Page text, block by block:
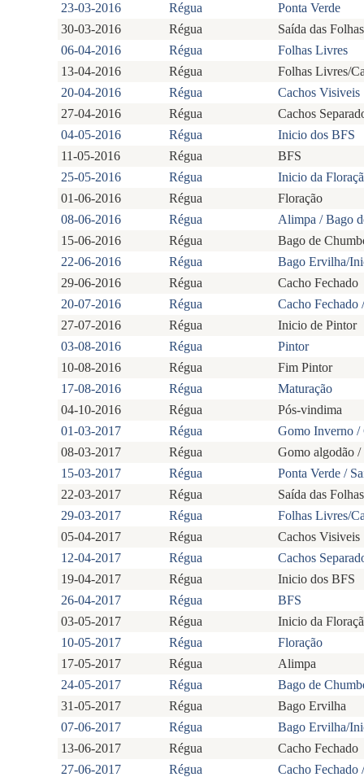
23-03-2016
Régua
Ponta Verde
30-03-2016
Régua
Saída das Folhas
06-04-2016
Régua
Folhas Livres
13-04-2016
Régua
Folhas Livres/
20-04-2016
Régua
Cachos Visiveis
27-04-2016
Régua
Cachos
04-05-2016
Régua
Inicio dos BFS
11-05-2016
Régua
BFS
25-05-2016
Régua
Inicio da
01-06-2016
Régua
Floração
08-06-2016
Régua
Alimpa / Bago
15-06-2016
Régua
Bago de
22-06-2016
Régua
Bago Ervilha/
29-06-2016
Régua
Cacho Fechado
20-07-2016
Régua
Cacho
27-07-2016
Régua
Inicio de Pintor
03-08-2016
Régua
Pintor
10-08-2016
Régua
Fim Pintor
17-08-2016
Régua
Maturação
04-10-2016
Régua
Pós-vindima
01-03-2017
Régua
Gomo Inverno
08-03-2017
Régua
Gomo algodão /
15-03-2017
Régua
Ponta Verde /
22-03-2017
Régua
Saída das
29-03-2017
Régua
Folhas Livres/
05-04-2017
Régua
Cachos Visiveis
12-04-2017
Régua
Cachos
19-04-2017
Régua
Inicio dos BFS
26-04-2017
Régua
BFS
03-05-2017
Régua
Inicio da
10-05-2017
Régua
Floração
17-05-2017
Régua
Alimpa
24-05-2017
Régua
Bago de
31-05-2017
Régua
Bago Ervilha
07-06-2017
Régua
Bago Ervilha/
13-06-2017
Régua
Cacho Fechado
27-06-2017
Régua
Cacho